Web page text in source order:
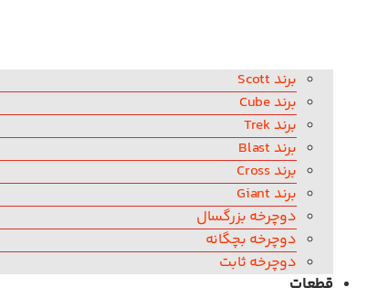
برند Scott
برند Cube
برند Trek
برند Blast
برند Cross
برند Giant
دوچرخه بزرگسال
دوچرخه بچگانه
دوچرخه ثابت
قطعات